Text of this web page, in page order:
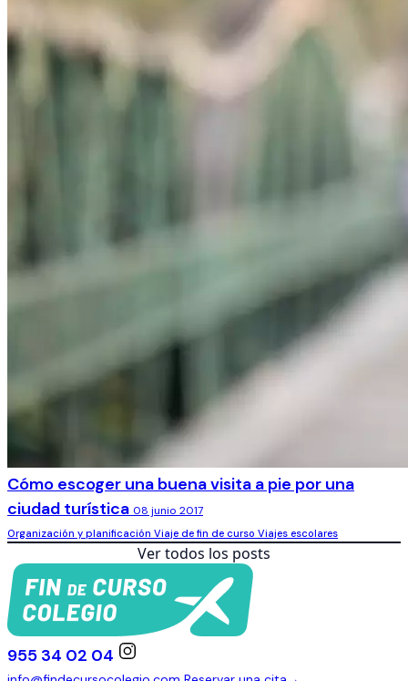
Cómo escoger una buena visita a pie por una
ciudad turística 08 junio 2017
Organización y planificación Viaje de fin de curso Viajes escolares
Ver todos los posts
955 34 02 04